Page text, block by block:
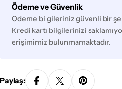
Ödeme ve Güvenlik
Ödeme
yöntemleri
Ödeme bilgileriniz güvenli bir
Kredi kartı bilgilerinizi
erişimimiz bulunmamaktadır.
Paylaş: